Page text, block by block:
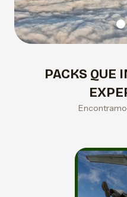
PACKS QUE